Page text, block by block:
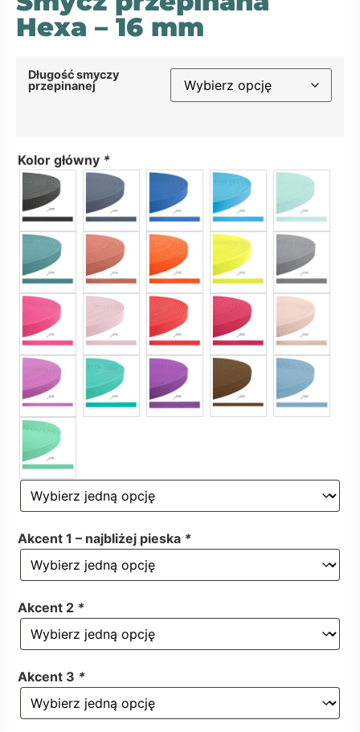
Hexa – 16 mm
Długość smyczy
przepinanej
Kolor główny *
Akcent 1 – najbliżej pieska *
Akcent 2 *
Akcent 3 *